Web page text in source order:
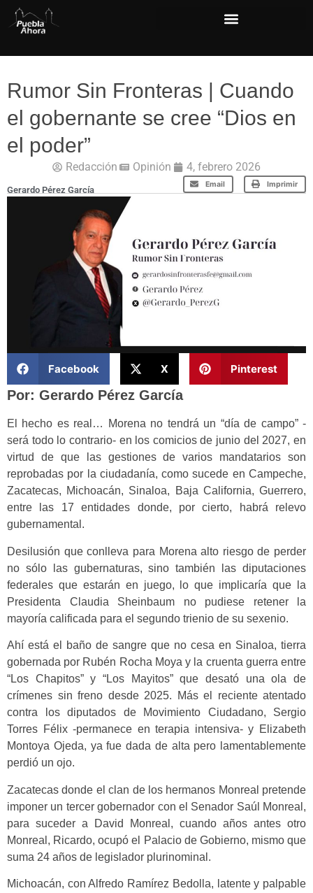
Rumor Sin Fronteras | Cuando
el gobernante se cree “Dios en
el poder”
Redacción Opinión 4, febrero 2026
Email Imprimir
Gerardo Pérez García
Facebook X Pinterest
Por: Gerardo Pérez García
El hecho es real… Morena no tendrá un “día de campo” -
será todo lo contrario- en los comicios de junio del 2027, en
virtud de que las gestiones de varios mandatarios son
reprobadas por la ciudadanía, como sucede en Campeche,
Zacatecas, Michoacán, Sinaloa, Baja California, Guerrero,
entre las 17 entidades donde, por cierto, habrá relevo
gubernamental.
Desilusión que conlleva para Morena alto riesgo de perder
no sólo las gubernaturas, sino también las diputaciones
federales que estarán en juego, lo que implicaría que la
Presidenta Claudia Sheinbaum no pudiese retener la
mayoría calificada para el segundo trienio de su sexenio.
Ahí está el baño de sangre que no cesa en Sinaloa, tierra
gobernada por Rubén Rocha Moya y la cruenta guerra entre
“Los Chapitos” y “Los Mayitos” que desató una ola de
crímenes sin freno desde 2025. Más el reciente atentado
contra los diputados de Movimiento Ciudadano, Sergio
Torres Félix -permanece en terapia intensiva- y Elizabeth
Montoya Ojeda, ya fue dada de alta pero lamentablemente
perdió un ojo.
Zacatecas donde el clan de los hermanos Monreal pretende
imponer un tercer gobernador con el Senador Saúl Monreal,
para suceder a David Monreal, cuando años antes otro
Monreal, Ricardo, ocupó el Palacio de Gobierno, mismo que
suma 24 años de legislador plurinominal.
Michoacán, con Alfredo Ramírez Bedolla, latente y palpable